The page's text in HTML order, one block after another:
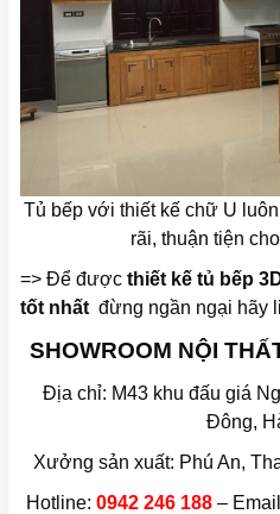
Tủ bếp với thiết kế chữ U
rãi, thuận tiện
=> Để được thiết kế tủ bếp
tốt nhất đừng ngần ngại hãy
SHOWROOM NỘI
Địa chỉ: M43 khu đấu giá
Đông,
Xưởng sản xuất: Phú An,
Hotline: 0942 246 188 – Email